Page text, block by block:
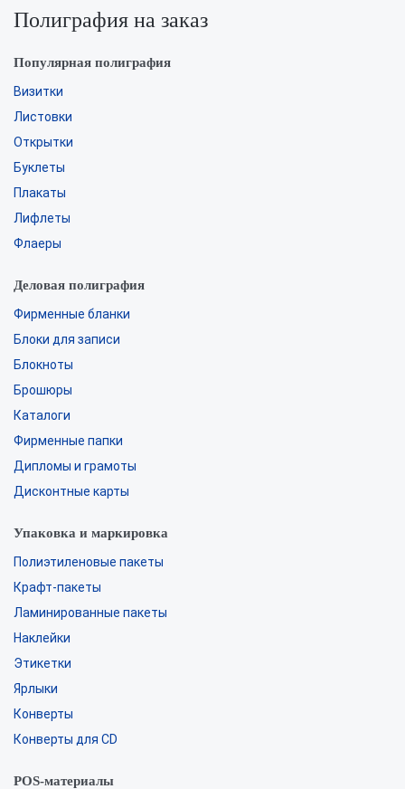
Полиграфия на заказ
Популярная полиграфия
Визитки
Листовки
Открытки
Буклеты
Плакаты
Лифлеты
Флаеры
Деловая полиграфия
Фирменные бланки
Блоки для записи
Блокноты
Брошюры
Каталоги
Фирменные папки
Дипломы и грамоты
Дисконтные карты
Упаковка и маркировка
Полиэтиленовые пакеты
Крафт-пакеты
Ламинированные пакеты
Наклейки
Этикетки
Ярлыки
Конверты
Конверты для CD
POS-материалы